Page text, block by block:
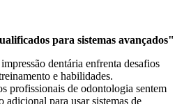
para sistemas avançados"
dentária enfrenta desafios
e habilidades.
profissionais de odontologia sentem
adicional para usar sistemas de